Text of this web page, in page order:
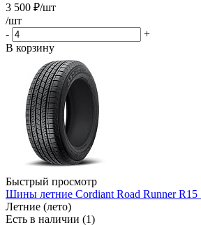
3 500 ₽/шт
/шт
-
+
В корзину
Быстрый просмотр
Шины летние Cordiant Road Runner R15
Летние (лето)
Есть в наличии (1)